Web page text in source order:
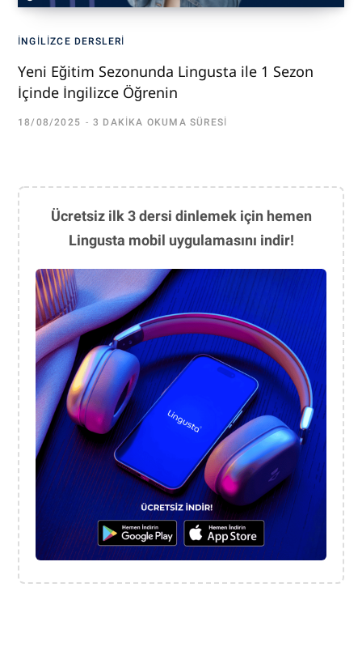
İNGILIZCE DERSLERI
Yeni Eğitim Sezonunda Lingusta ile 1 Sezon
İçinde İngilizce Öğrenin
18/08/2025 3 DAKIKA OKUMA SÜRESI
Ücretsiz ilk 3 dersi dinlemek için hemen
Lingusta mobil uygulamasını indir!